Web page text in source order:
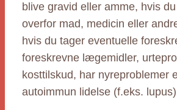
blive gravid eller amme, hvis
overfor mad, medicin eller
hvis du tager eventuelle
foreskrevne lægemidler,
kosttilskud, har nyreproblemer
autoimmun lidelse (f.eks.